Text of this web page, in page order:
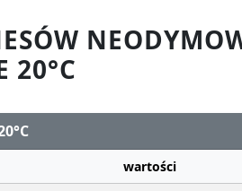
20°C
wartości